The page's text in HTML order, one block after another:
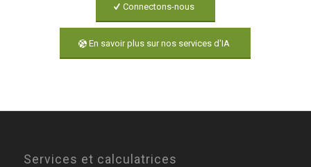
Connectons-nous
En savoir plus sur nos services d'IA
Services et calculatrices